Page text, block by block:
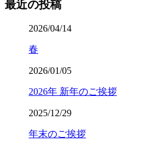
最近の投稿
2026/04/14
春
2026/01/05
2026年 新年のご挨拶
2025/12/29
年末のご挨拶